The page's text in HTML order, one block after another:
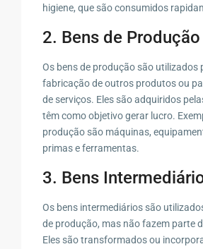
higiene, que são consumidos
2. Bens de Produção
Os bens de produção são utilizados
fabricação de outros produtos ou
de serviços. Eles são adquiridos
têm como objetivo gerar lucro.
produção são máquinas,
primas e ferramentas.
3. Bens
Os bens intermediários são
de produção, mas não fazem parte
Eles são transformados ou